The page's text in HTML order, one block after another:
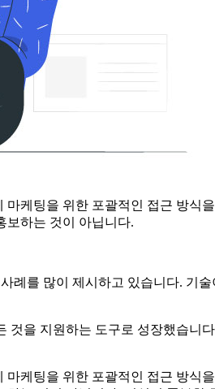
케팅을 위한 포괄적인 접근 방식
보하는 것이 아닙니다.
를 많이 제시하고 있습니다. 기
을 지원하는 도구로 성장했습니
케팅을 위한 포괄적인 접근 방식